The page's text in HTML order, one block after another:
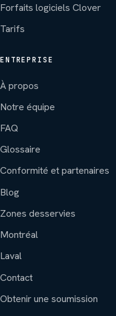
Forfaits logiciels Clover
Tarifs
ENTREPRISE
À propos
Notre équipe
FAQ
Glossaire
Conformité et partenaires
Blog
Zones desservies
Montréal
Laval
Contact
Obtenir une soumission